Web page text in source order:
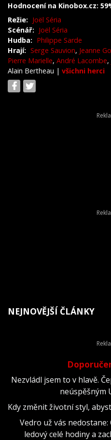
Hodnocení na Kinobox.cz:
Režie: Joël Séria
Scénář: Joël Séria
Hudba: Philippe Sarde
Hrají: Serge Sauvion, Jeanne
Pierre Marielle, André Lacombe,
Alain Bertheau | všichni herci
NEJNOVĚJŠÍ ČLÁNKY
Nezvládl jsem to v hlavě.
neúspěšným
Kdy změnit životní styl,
Vedro už vás
ledový celé hodiny a